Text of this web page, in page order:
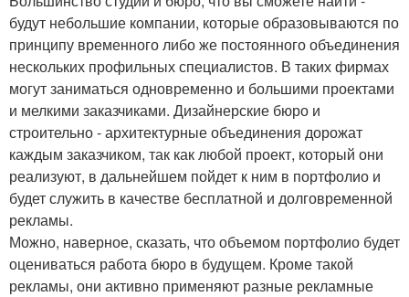
будут небольшие компании, которые образовываются по
принципу временного либо же постоянного объединения
нескольких профильных специалистов. В таких фирмах
могут заниматься одновременно и большими проектами
и мелкими заказчиками. Дизайнерские бюро и
строительно - архитектурные объединения дорожат
каждым заказчиком, так как любой проект, который они
реализуют, в дальнейшем пойдет к ним в портфолио и
будет служить в качестве бесплатной и долговременной
рекламы.
Можно, наверное, сказать, что объемом портфолио будет
оцениваться работа бюро в будущем. Кроме такой
рекламы, они активно применяют разные рекламные